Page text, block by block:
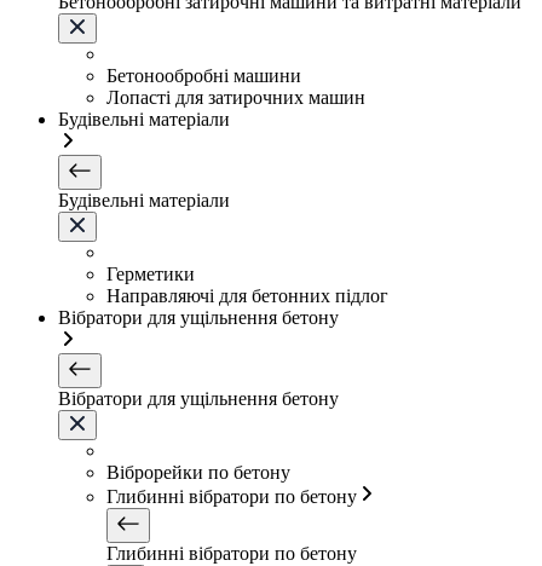
Бетонообробні машини
Лопасті для затирочних машин
Будівельні матеріали
Будівельні матеріали
Герметики
Направляючі для бетонних підлог
Вібратори для ущільнення бетону
Вібратори для ущільнення бетону
Віброрейки по бетону
Глибинні вібратори по бетону
Глибинні вібратори по бетону